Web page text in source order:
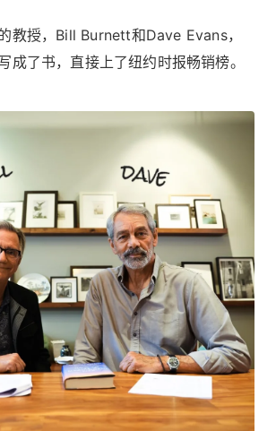
教授，Bill Burnett和Dave Evans，
成了书，直接上了纽约时报畅销榜。